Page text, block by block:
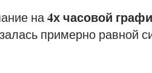
на4х часовой
примерно равной